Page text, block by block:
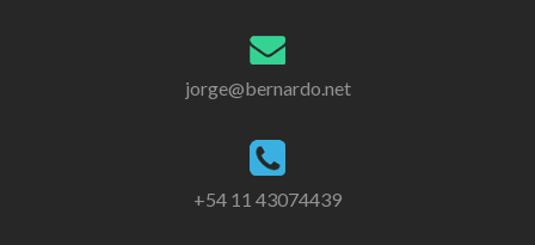
jorge@bernardo.net
+54 11 43074439